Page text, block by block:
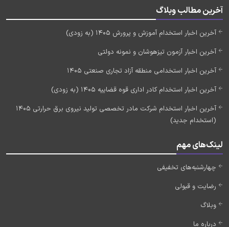
آخرین مطالب وبلاگ
آخرین اخبار استخدام آموزش و پرورش 1405 (به زودی)
آخرین اخبار آزمون تیزهوشان و نمونه دولتی
آخرین اخبار استخدامی منطقه آزاد تجاری صنعتی 1405
آخرین اخبار استخدام کادر اداری قوه قضاییه 1405 (به زودی)
آخرین اخبار استخدام شرکت مادر تخصصی تولید نیروی برق حرارتی 1405
(استخدام جدید)
لینک‌های مهم
چهارشنبه‌های تخفیفی
رضایت و قبولی
وبلاگ
درباره ما